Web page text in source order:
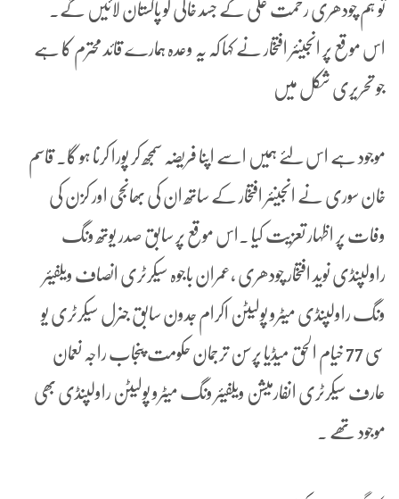
تو ہم چودھری رحمت علی کے جسد خاکی کو پاکستان لائیں گے۔
اس موقع پر انجینئر افتخار نے کہا کہ یہ وعدہ ہمارے قائد محترم کا ہے
جو تحریری شکل میں
موجود ہے اس لئے ہمیں اسے اپنا فریضہ سمجھ کر پورا کرنا ہو گا۔ قاسم
خان سوری نے انجینئر افتخار کے ساتھ ان کی بھانجی اور کزن کی
وفات پر اظہار تعزیت کیا ۔اس موقع پر سابق صدر یوتھ ونگ
راولپنڈی نوید افتخار چودھری ،عمران باجوہ سیکرٹری انصاف ویلفیئر
ونگ راولپنڈی میٹرو پولیٹن اکرام جدون سابق جنرل سیکرٹری یو
سی 77 خیام الحق میڈیا پرسن ترجمان حکومت پنجاب راجہ نعمان
عارف سیکرٹری انفارمیشن ویلفیئر ونگ میٹرو پولیٹن راولپنڈی بھی
موجود تھے ۔